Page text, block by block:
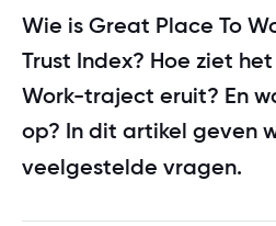
VOOR MEDEWERKERS
Gecertificeerde organisaties
TEST
Is jouw organisatie
Certificering
Best Workplaces
ZO WERKT HET
Hoe werkt het?
Aanmelden
LIJSTEN
Inspiratie
Blog
Over ons
Wie is Great Place To
Trust Index? Hoe ziet
Work-traject eruit? En
op? In dit artikel geven
veelgestelde vragen.